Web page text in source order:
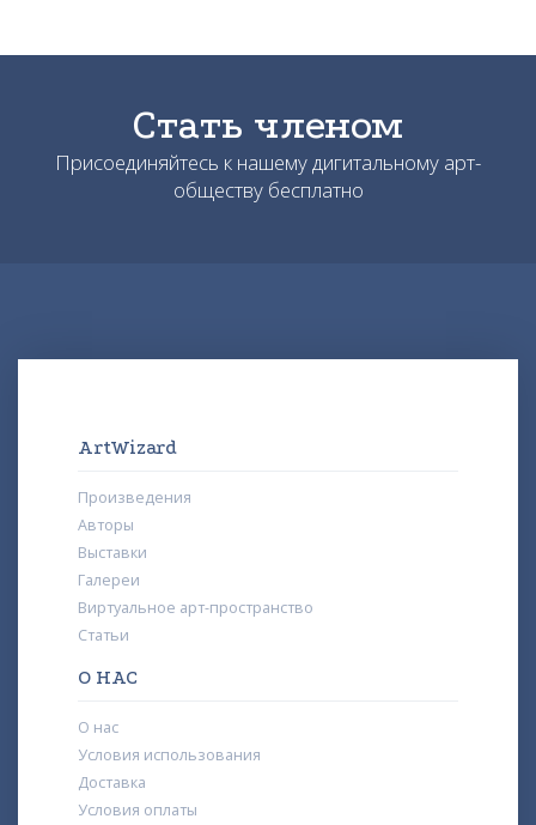
Стать членом
Присоединяйтесь к нашему дигитальному арт-
обществу бесплатно
ArtWizard
Произведения
Авторы
Выставки
Галереи
Виртуальное арт-пространство
Статьи
О НАС
О нас
Условия использования
Доставка
Условия оплаты